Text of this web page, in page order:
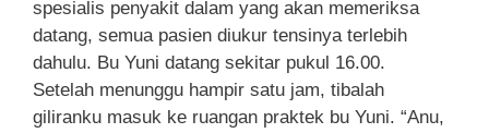
spesialis penyakit dalam yang akan memeriksa
datang, semua pasien diukur tensinya terlebih
dahulu. Bu Yuni datang sekitar pukul 16.00.
Setelah menunggu hampir satu jam, tibalah
giliranku masuk ke ruangan praktek bu Yuni. “Anu,